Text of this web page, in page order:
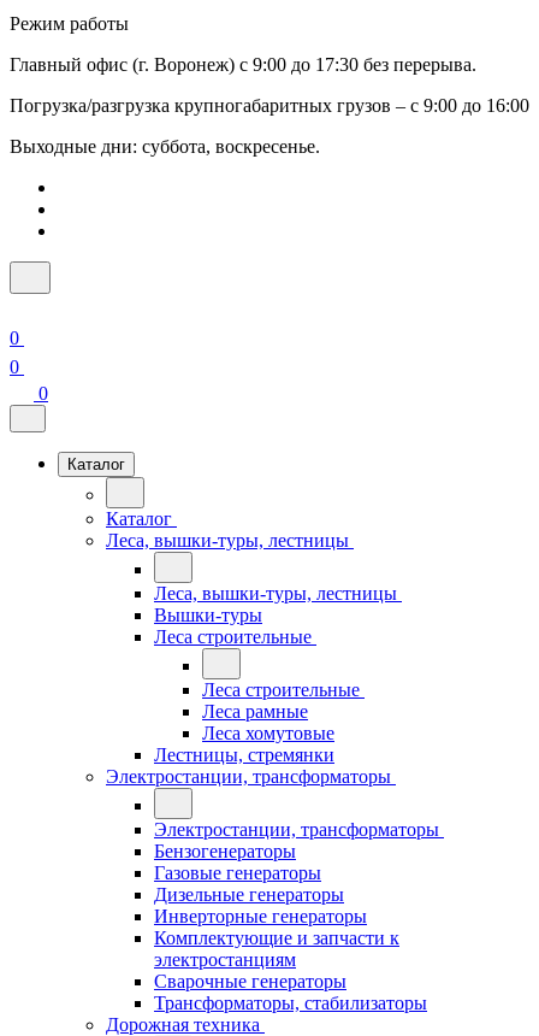
Режим работы
Главный офис (г. Воронеж) с 9:00 до 17:30 без перерыва.
Погрузка/разгрузка крупногабаритных грузов – с 9:00 до 16:00
Выходные дни: суббота, воскресенье.
0
0
0
Каталог
Каталог
Леса, вышки-туры, лестницы
Леса, вышки-туры, лестницы
Вышки-туры
Леса строительные
Леса строительные
Леса рамные
Леса хомутовые
Лестницы, стремянки
Электростанции, трансформаторы
Электростанции, трансформаторы
Бензогенераторы
Газовые генераторы
Дизельные генераторы
Инверторные генераторы
Комплектующие и запчасти к
электростанциям
Сварочные генераторы
Трансформаторы, стабилизаторы
Дорожная техника